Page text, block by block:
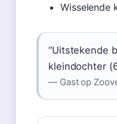
Wisselende
“Uitstekende
kleindochter
— Gast op